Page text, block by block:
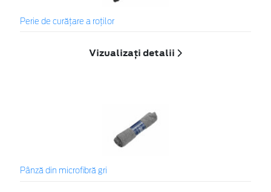
Perie de curățare a roților
Vizualizați detalii
Pânză din microfibră gri